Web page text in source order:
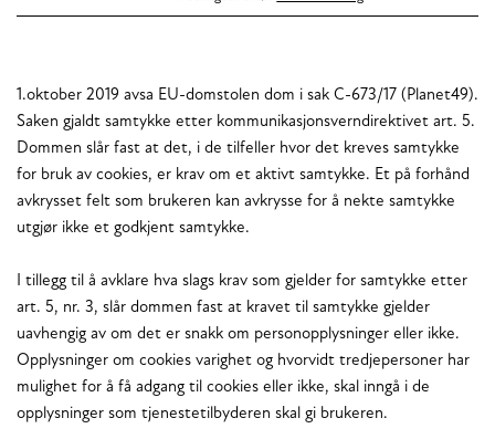
1.oktober 2019 avsa EU-domstolen dom i sak C-673/17 (Planet49).
Saken gjaldt samtykke etter kommunikasjonsverndirektivet art. 5.
Dommen slår fast at det, i de tilfeller hvor det kreves samtykke
for bruk av cookies, er krav om et aktivt samtykke. Et på forhånd
avkrysset felt som brukeren kan avkrysse for å nekte samtykke
utgjør ikke et godkjent samtykke.
I tillegg til å avklare hva slags krav som gjelder for samtykke etter
art. 5, nr. 3, slår dommen fast at kravet til samtykke gjelder
uavhengig av om det er snakk om personopplysninger eller ikke.
Opplysninger om cookies varighet og hvorvidt tredjepersoner har
mulighet for å få adgang til cookies eller ikke, skal inngå i de
opplysninger som tjenestetilbyderen skal gi brukeren.